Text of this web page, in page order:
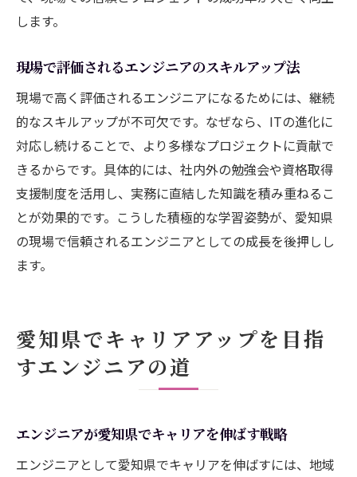
します。
現場で評価されるエンジニアのスキルアップ法
現場で高く評価されるエンジニアになるためには、継続
的なスキルアップが不可欠です。なぜなら、ITの進化に
対応し続けることで、より多様なプロジェクトに貢献で
きるからです。具体的には、社内外の勉強会や資格取得
支援制度を活用し、実務に直結した知識を積み重ねるこ
とが効果的です。こうした積極的な学習姿勢が、愛知県
の現場で信頼されるエンジニアとしての成長を後押しし
ます。
愛知県でキャリアアップを目指
すエンジニアの道
エンジニアが愛知県でキャリアを伸ばす戦略
エンジニアとして愛知県でキャリアを伸ばすには、地域